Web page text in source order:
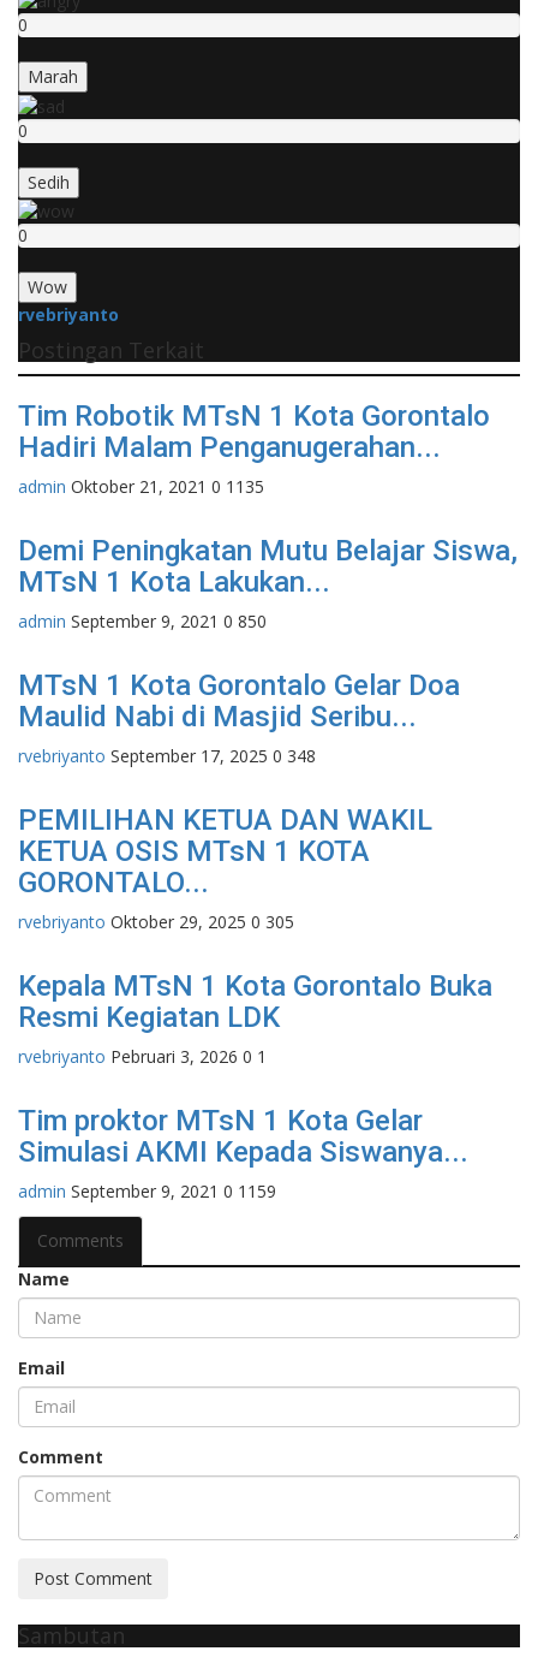
0
Marah
0
Sedih
0
Wow
rvebriyanto
Postingan Terkait
Tim Robotik MTsN 1 Kota Gorontalo
Hadiri Malam Penganugerahan...
admin Oktober 21, 2021 0 1135
Demi Peningkatan Mutu Belajar Siswa,
MTsN 1 Kota Lakukan...
admin September 9, 2021 0 850
MTsN 1 Kota Gorontalo Gelar Doa
Maulid Nabi di Masjid Seribu...
rvebriyanto September 17, 2025 0 348
PEMILIHAN KETUA DAN WAKIL
KETUA OSIS MTsN 1 KOTA
GORONTALO...
rvebriyanto Oktober 29, 2025 0 305
Kepala MTsN 1 Kota Gorontalo Buka
Resmi Kegiatan LDK
rvebriyanto Pebruari 3, 2026 0 1
Tim proktor MTsN 1 Kota Gelar
Simulasi AKMI Kepada Siswanya...
admin September 9, 2021 0 1159
Comments
Name
Email
Comment
Post Comment
Sambutan